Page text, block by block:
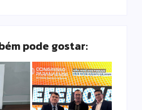
pode gostar: